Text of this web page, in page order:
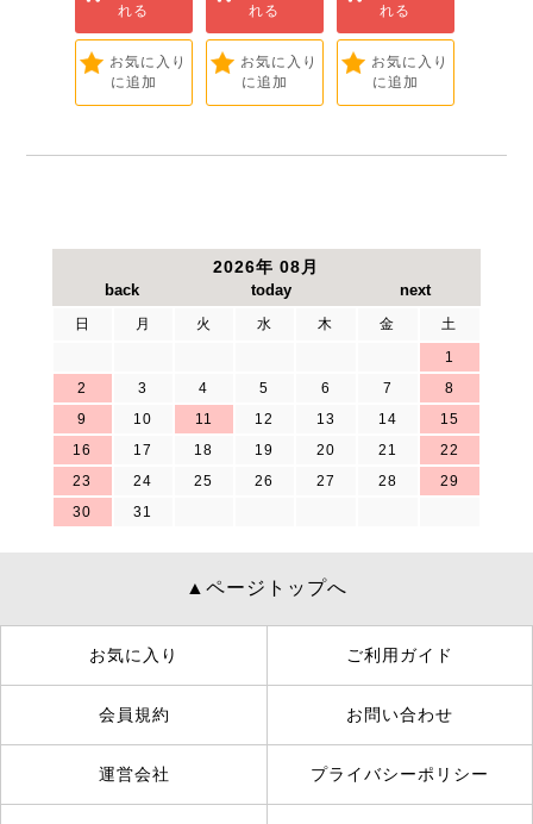
れる
お気に入り
に追加
れる
お気に入り
に追加
れる
お気に入り
に追加
2026年 08月
日 月 火 水 木 金
土
1
2
3 4 5 6 7
8
9
10 11 12 13 14
15
16
17 18 19 20 21
22
23
24 25 26 27 28
29
30
31
▲ページトップへ
お気に入り ご利用ガイド
会員規約 お問い合わせ
運営会社 プライバシーポリシー